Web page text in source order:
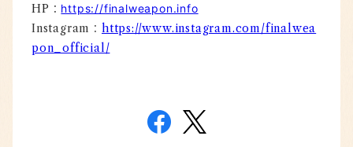
HP： https://finalweapon.info
Instagram： https://www.instagram.com/finalwea
pon_official/